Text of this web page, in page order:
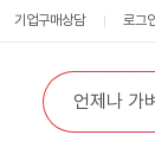
기업구매상담 로그